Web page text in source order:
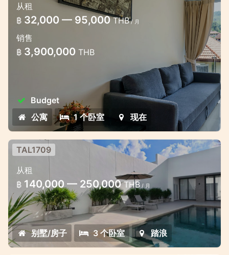
从租
฿ 32,000 — 95,000THB/ 月
销售
฿ 3,900,000 THB
Budget
公寓
1 个卧室 现在
塔朗全新三臥室泳池別墅
普吉島三房泳池別墅出租
TAL1709
从租
฿ 140,000 — 250,000THB / 月
别墅/房子 3 个卧室 踏浪